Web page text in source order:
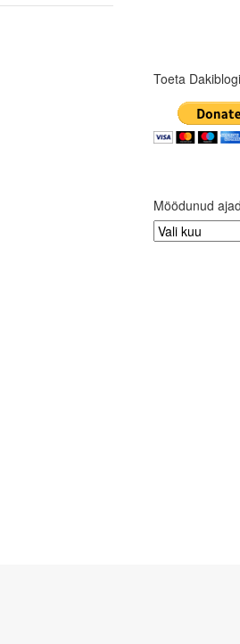
Toeta
Möödunud ajad
Möödunud
ajad